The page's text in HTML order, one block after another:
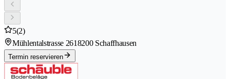
5(2)
Mühlentalstrasse 2618200 Schaffhausen
Termin reservieren